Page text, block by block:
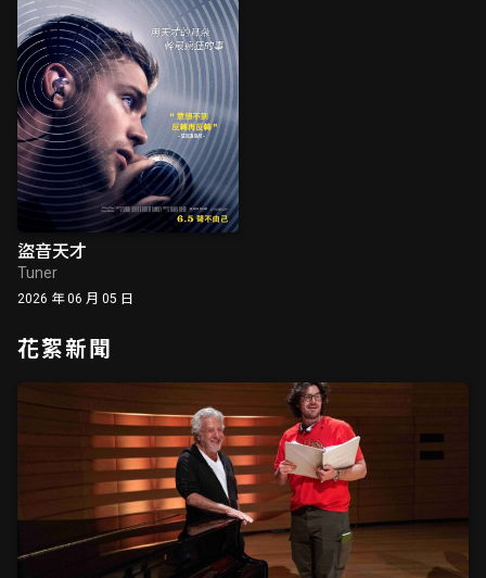
盜音天才
Tuner
2026 年 06 月 05 日
花絮新聞